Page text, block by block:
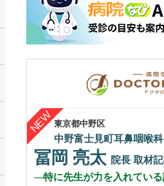
東京都中野区
中野富士見町耳鼻咽喉科
冨岡 亮太 院長 取材
特に先生が力を入れてい